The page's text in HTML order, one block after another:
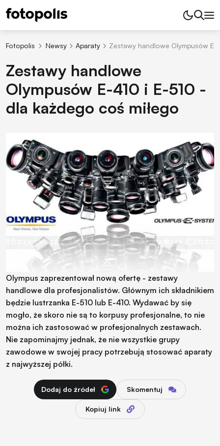
Fotopolis Newsy Aparaty Zestawy handlowe Olympusów
Zestawy handlowe
Olympusów E-410 i E-510 -
dla każdego coś miłego
Olympus zaprezentował nową ofertę - zestawy
handlowe dla profesjonalistów. Głównym ich składnikiem
będzie lustrzanka E-510 lub E-410. Wydawać by się
mogło, że skoro nie są to korpusy profesjonalne, to nie
można ich zastosować w profesjonalnych zestawach.
Nie zapominajmy jednak, że nie wszystkie grupy
zawodowe w swojej pracy potrzebują stosować aparaty
z najwyższej półki.
Dodaj do źródeł Skomentuj
Kopiuj link